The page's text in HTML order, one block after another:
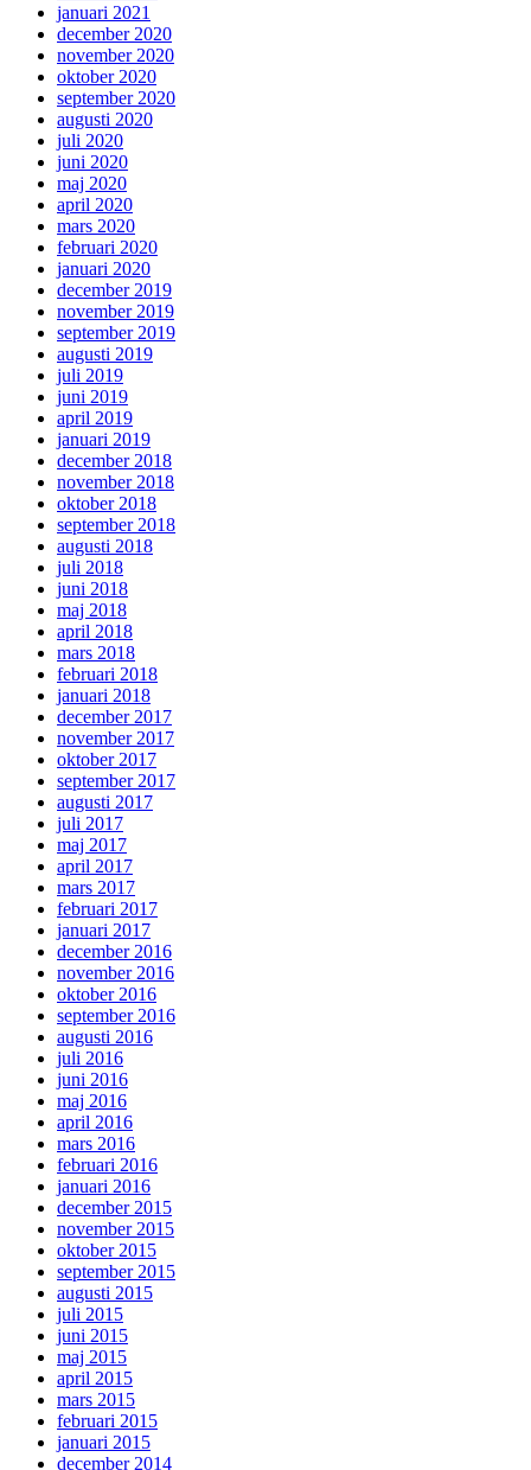
januari 2021
december 2020
november 2020
oktober 2020
september 2020
augusti 2020
juli 2020
juni 2020
maj 2020
april 2020
mars 2020
februari 2020
januari 2020
december 2019
november 2019
september 2019
augusti 2019
juli 2019
juni 2019
april 2019
januari 2019
december 2018
november 2018
oktober 2018
september 2018
augusti 2018
juli 2018
juni 2018
maj 2018
april 2018
mars 2018
februari 2018
januari 2018
december 2017
november 2017
oktober 2017
september 2017
augusti 2017
juli 2017
maj 2017
april 2017
mars 2017
februari 2017
januari 2017
december 2016
november 2016
oktober 2016
september 2016
augusti 2016
juli 2016
juni 2016
maj 2016
april 2016
mars 2016
februari 2016
januari 2016
december 2015
november 2015
oktober 2015
september 2015
augusti 2015
juli 2015
juni 2015
maj 2015
april 2015
mars 2015
februari 2015
januari 2015
december 2014